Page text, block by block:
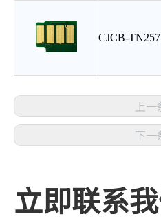
CJCB-
上一
下一
立即联系